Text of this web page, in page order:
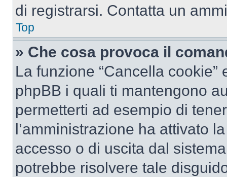
di registrarsi. Contatta un
Top
» Che cosa provoca il
La funzione “Cancella
phpBB i quali ti mantengono
permetterti ad esempio di
l’amministrazione ha attivato
accesso o di uscita dal
potrebbe risolvere tale